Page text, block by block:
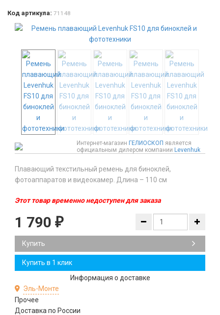
Код артикула: 71148
Интернет-магазин ГЕЛИОСКОП является
официальным дилером компании Levenhuk
Плавающий текстильный ремень для биноклей,
фотоаппаратов и видеокамер. Длина – 110 см
Этот товар временно недоступен для заказа
1 790 ₽
Купить
Информация о доставке
Эль-Монте
Прочее
Доставка по России